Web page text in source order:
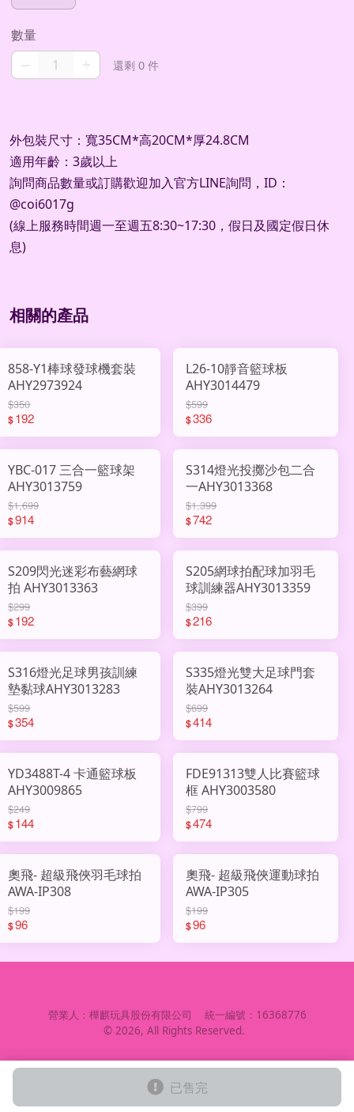
數量
還剩 0 件
已售完
外包裝尺寸：寬35CM*高20CM*厚24.8CM
適用年齡：3歲以上
詢問商品數量或訂購歡迎加入官方LINE詢問， ID ：
@coi6017g
(線上服務時間週一至週五8:30~17:30 ，假日及國定假日休
息)
相關的產品
858-Y1棒球發球機套裝
AHY2973924
$350
$192
L26-10靜音籃球板
AHY3014479
$599
$336
YBC-017 三合一籃球架
AHY3013759
$1,699
$914
S314燈光投擲沙包二合
一AHY3013368
$1,399
$742
S209閃光迷彩布藝網球
拍 AHY3013363
$299
$192
S205網球拍配球加羽毛
球訓練器AHY3013359
$399
$216
S316燈光足球男孩訓練
墊黏球AHY3013283
$599
$354
S335燈光雙大足球門套
裝AHY3013264
$699
$414
YD3488T-4 卡通籃球板
AHY3009865
$249
$144
FDE91313雙人比賽籃球
框 AHY3003580
$799
$474
奧飛- 超級飛俠羽毛球拍
AWA-IP308
$199
$96
奧飛- 超級飛俠運動球拍
AWA-IP305
$199
$96
營業人： 樺麒玩具股份有限公司 統一編號： 16368776
© 2026, All Rights Reserved.